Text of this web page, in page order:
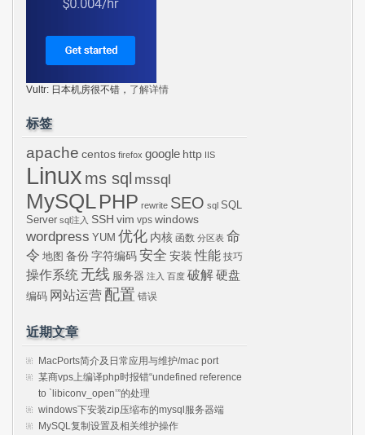
Vultr: 日本机房很不错， 了解详情
标签
apache centos firefox google http IIS
Linux ms sql mssql
MySQLPHP rewrite SEO sql SQL
Server sql注入 SSH vim vps windows
wordpress YUM 优化 内核 函数 分区表 命
令 地图 备份 字符编码 安全 安装 性能 技巧
操作系统 无线 服务器 注入 百度 破解硬盘
编码 网站运营 配置 错误
近期文章
MacPorts简介及日常应用与维护/mac port
某商vps上编译php时报错“undefined reference
to `libiconv_open’”的处理
windows下安装zip压缩布的mysql服务器端
MySQL复制设置及相关维护操作